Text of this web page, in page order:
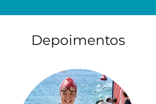
Depoimentos